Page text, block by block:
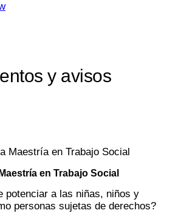
y avisos
en Trabajo Social
potenciar a las niñas, niños y
personas sujetas de derechos?